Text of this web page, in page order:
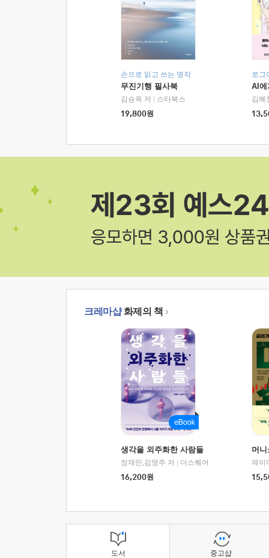
손으로 읽고 쓰는 명작
무진기행 필사북
김승옥 저
스타북스
19,800원
로그
AI에
김혜
크레마샵화제의 책
생각을 외주화한 사람들
정재민,김영주 저
더스퀘어
16,200원
머
도서 중고샵